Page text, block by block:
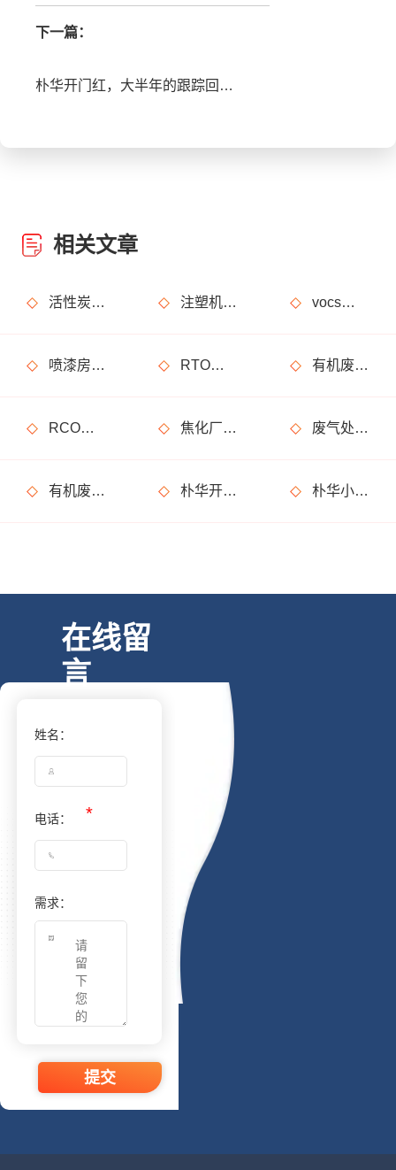
下一篇：
朴华开门红，大半年的跟踪回访终于有了回报，245万大单合同签成
相关文章
活性炭吸附+催化燃烧运行的安全问题及相应措施 注塑机产生的有机废气特点，注塑机有机废气处理工艺 vocs催化燃烧设备适用于哪些行业的废气处理？
喷漆房废气处理设备选购准则 RTO装置使用注意事项及维护注意事项 有机废气处理工作：RCO活性炭催化燃烧设备是常用设备
RCO活性炭催化燃烧设备处理废气步骤 焦化厂废气处理方案_焦化厂废气处理设备 废气处理设备安全方面必须重视！化工厂案例
有机废气处理设备在运行过程中有什么需要特别注意的事情？ 朴华开门红，大半年的跟踪回访终于有了回报，245万大单合同签成 朴华小课堂：产品知识考试开课了，你准备好了吗？
在线留
言
姓名：
电话：
需求：
提交